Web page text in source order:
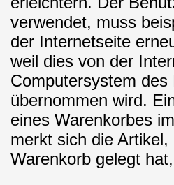
verwendet, muss
der Internetseite
weil dies von der
Computersystem
übernommen wird.
eines Warenkorbes
merkt sich die
Warenkorb gelegt